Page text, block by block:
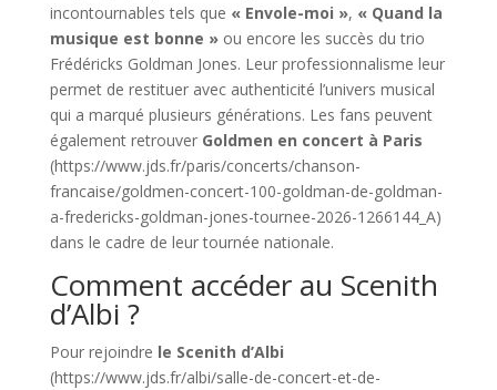
incontournables tels que « Envole-moi », « Quand la
musique est bonne »ou encore les succès du trio
Frédéricks Goldman Jones. Leur professionnalisme leur
permet de restituer avec authenticité l’univers musical
qui a marqué plusieurs générations. Les fans peuvent
également retrouver Goldmen en concert à Paris
(https://www.jds.fr/paris/concerts/chanson-
francaise/goldmen-concert-100-goldman-de-goldman-
a-fredericks-goldman-jones-tournee-2026-1266144_A)
dans le cadre de leur tournée nationale.
Comment accéder au Scenith
d’Albi ?
Pour rejoindre le Scenith d’Albi
(https://www.jds.fr/albi/salle-de-concert-et-de-